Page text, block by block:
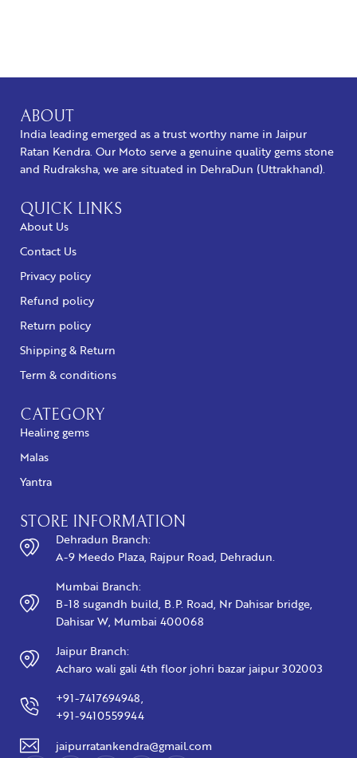
ABOUT
India leading emerged as a trust worthy name in Jaipur
Ratan Kendra. Our Moto serve a genuine quality gems stone
and Rudraksha, we are situated in DehraDun (Uttrakhand).
QUICK LINKS
About Us
Contact Us
Privacy policy
Refund policy
Return policy
Shipping & Return
Term & conditions
CATEGORY
Healing gems
Malas
Yantra
STORE INFORMATION
Dehradun Branch:
A-9 Meedo Plaza, Rajpur Road, Dehradun.
Mumbai Branch:
B-18 sugandh build, B.P. Road, Nr Dahisar bridge,
Dahisar W, Mumbai 400068
Jaipur Branch:
Acharo wali gali 4th floor johri bazar jaipur 302003
+91-7417694948,
+91-9410559944
jaipurratankendra@gmail.com